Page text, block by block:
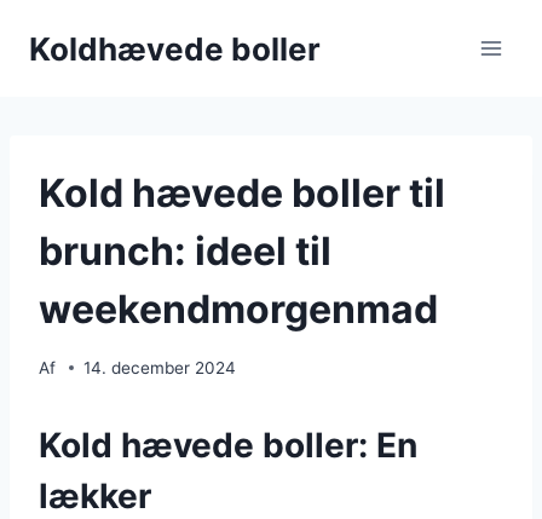
Koldhævede boller
Kold hævede boller til
brunch: ideel til
weekendmorgenmad
Af 14. december 2024
Kold hævede boller: En
lækker